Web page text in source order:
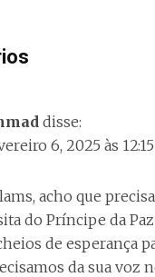
disse:
6, 2025 às
acho que
do Príncipe da
de esperança
da sua voz